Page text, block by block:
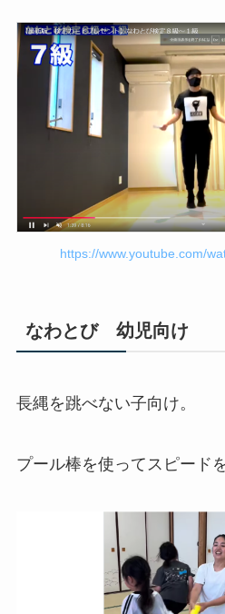
https://www.youtube.com/
なわとび 幼児向け
長縄を跳べない子向け。
プール棒を使ってスピード